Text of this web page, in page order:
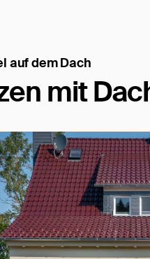
auf dem Dach
mit